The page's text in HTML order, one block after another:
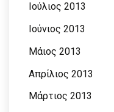
Ιούλιος 2013
Ιούνιος 2013
Μάιος 2013
Απρίλιος 2013
Μάρτιος 2013